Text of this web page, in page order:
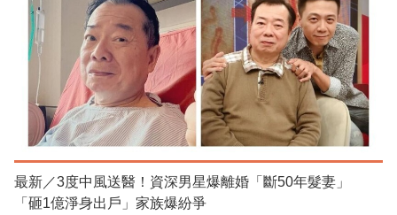
最新／3度中風送醫！資深男星爆離婚「斷50年髮妻」
「砸1億淨身出戶」家族爆紛爭